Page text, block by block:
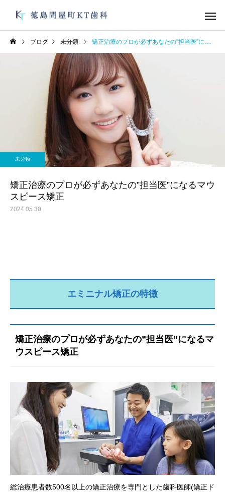
デュアルホワイトニン
オフィスホワイトニン
グ
オーラルフレイル
お手軽にむし歯、歯周
防を！
ブログ 未分類 矯正治療のプロが必ずあなたの”担当医”になるマウスピース矯正
未分類
矯正治療のプロが必ずあなたの”担当医”になるマウ
スピース矯正
2024.05.30
エミニナル矯正の特徴
矯正治療のプロが必ずあなたの”担当医”になるマ
ウスピース矯正
総治療患者数500名以上の矯正治療を専門とした歯科医師(矯正ド